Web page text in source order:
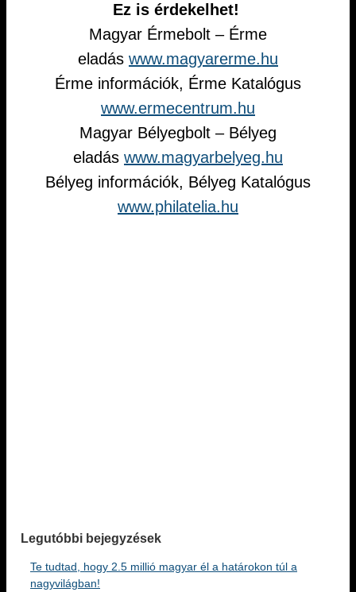
Ez is érdekelhet!
Magyar Érmebolt – Érme
eladás www.magyarerme.hu
Érme információk, Érme Katalógus
www.ermecentrum.hu
Magyar Bélyegbolt – Bélyeg
eladás www.magyarbelyeg.hu
Bélyeg információk, Bélyeg Katalógus
www.philatelia.hu
Legutóbbi bejegyzések
Te tudtad, hogy 2.5 millió magyar él a határokon túl a
nagyvilágban!